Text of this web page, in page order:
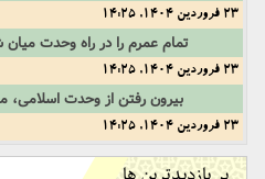
23 فروردین 1404, 14:25
تمام عمرم را در راه وحدت
23 فروردین 1404, 14:25
بیرون رفتن از وحدت اسلامی،
23 فروردین 1404, 14:25